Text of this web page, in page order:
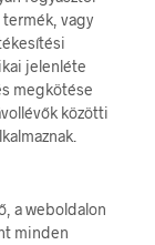
vagy
jelenléte
megkötése
közötti
a weboldalon
minden